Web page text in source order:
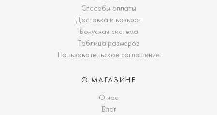
Способы оплаты
Доставка и возврат
Бонусная система
Таблица размеров
Пользовательское соглашение
О МАГАЗИНЕ
О нас
Блог